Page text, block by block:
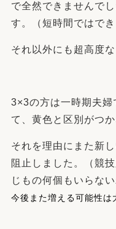
で全然できませんで
す。（短時間ではで
それ以外にも超高度
3×3の方は一時期夫婦
て、黄色と区別がつ
それを理由にまた新
阻止しました。（競
じもの何個もいらない
今後また増える可能性は